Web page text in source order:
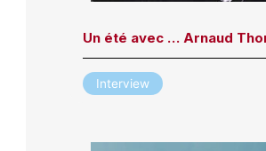
Un été avec … Arnaud
Interview